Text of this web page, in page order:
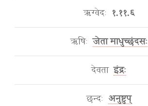
ऋग्वेदः १.११.६
ऋषिः जेता माधुच्छंदसः
देवता इंद्रः
छन्दः अनुष्टुप्